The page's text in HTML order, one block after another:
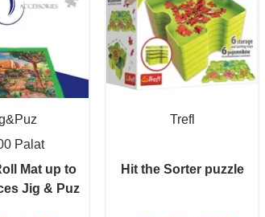
Palat
Mat up to
Jig & Puz
Trefl
Hit the Sorter puzzle